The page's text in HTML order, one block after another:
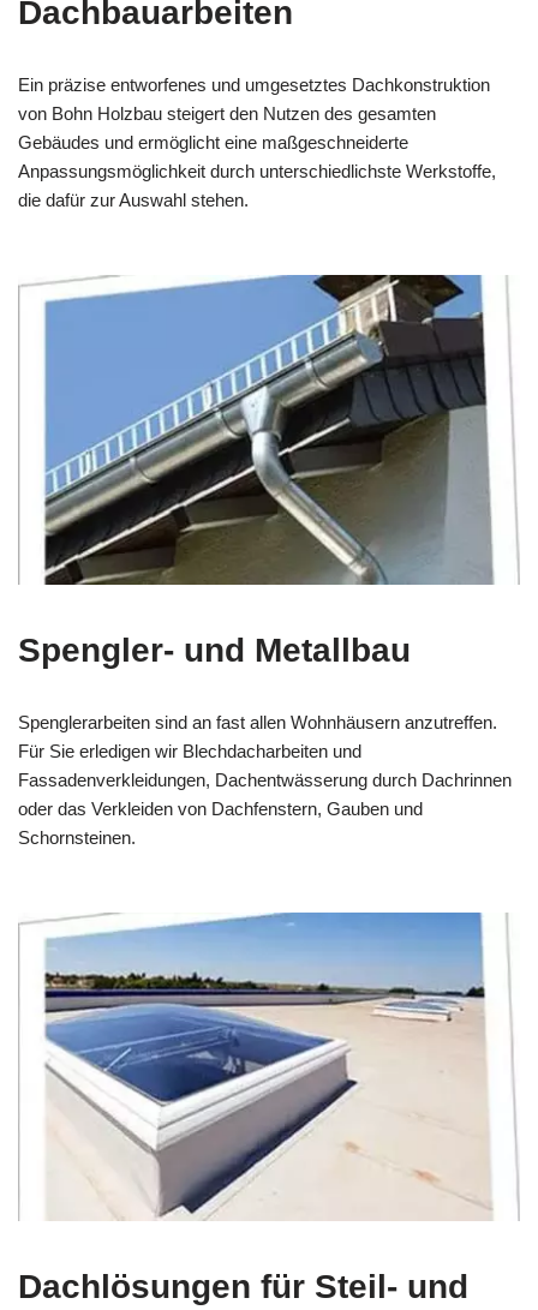
Dachbauarbeiten
Ein präzise entworfenes und umgesetztes Dachkonstruktion
von Bohn Holzbau steigert den Nutzen des gesamten
Gebäudes und ermöglicht eine maßgeschneiderte
Anpassungsmöglichkeit durch unterschiedlichste Werkstoffe,
die dafür zur Auswahl stehen.
Spengler- und Metallbau
Spenglerarbeiten sind an fast allen Wohnhäusern anzutreffen.
Für Sie erledigen wir Blechdacharbeiten und
Fassadenverkleidungen, Dachentwässerung durch Dachrinnen
oder das Verkleiden von Dachfenstern, Gauben und
Schornsteinen.
Dachlösungen für Steil- und